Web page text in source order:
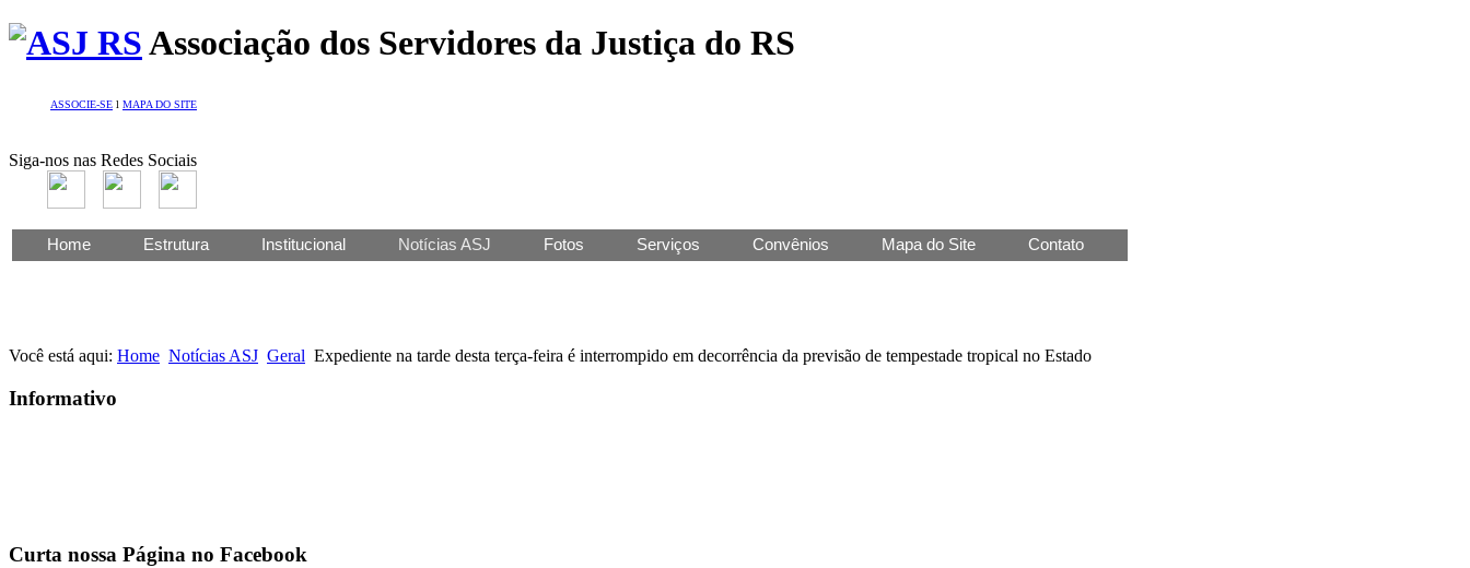
Associação dos Servidores da Justiça do RS
ASSOCIE-SE l MAPA DO SITE
Siga-nos nas Redes Sociais
Home Estrutura Institucional Notícias ASJ Fotos Serviços Convênios Mapa do Site Contato
Você está aqui: Home Notícias ASJ Geral Expediente na tarde desta terça-feira é interrompido em decorrência da previsão de tempestade tropical no Estado
Informativo
Curta nossa Página no Facebook